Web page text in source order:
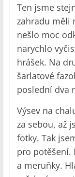
Ten jsme
zahradu měli
nešlo moc
narychlo
hrášek. Na
šarlatové
poslední dva
Výsev na
za sebou, až
fotky. Tak
pro potěšení.
a meruňky.